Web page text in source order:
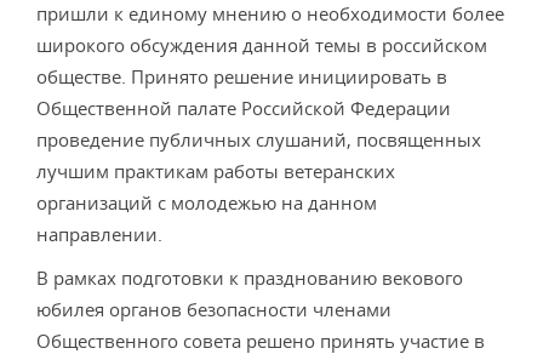
пришли к единому мнению о необходимости более
широкого обсуждения данной темы в российском
обществе. Принято решение инициировать в
Общественной палате Российской Федерации
проведение публичных слушаний, посвященных
лучшим практикам работы ветеранских
организаций с молодежью на данном
направлении.
В рамках подготовки к празднованию векового
юбилея органов безопасности членами
Общественного совета решено принять участие в